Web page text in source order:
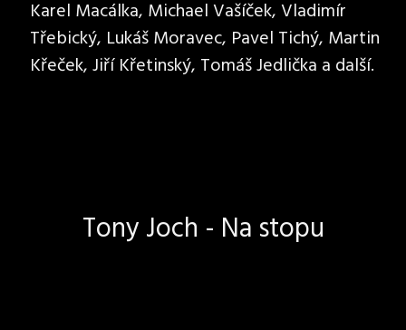
Karel Macálka, Michael Vašíček, Vladimír
Třebický, Lukáš Moravec, Pavel Tichý, Martin
Křeček, Jiří Křetinský, Tomáš Jedlička a další.
Tony Joch - Na stopu